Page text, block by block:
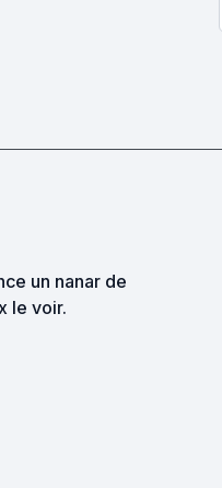
un nanar de
le voir.